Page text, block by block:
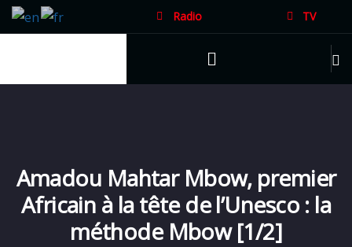
Radio TV
Amadou Mahtar Mbow, premier
Africain à la tête de l’Unesco : la
méthode Mbow [1/2]